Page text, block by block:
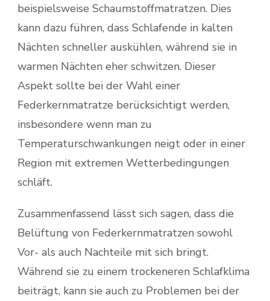
beispielsweise Schaumstoffmatratzen. Dies
kann dazu führen, dass Schlafende in kalten
Nächten schneller auskühlen, während sie in
warmen Nächten eher schwitzen. Dieser
Aspekt sollte bei der Wahl einer
Federkernmatratze berücksichtigt werden,
insbesondere wenn man zu
Temperaturschwankungen neigt oder in einer
Region mit extremen Wetterbedingungen
schläft.
Zusammenfassend lässt sich sagen, dass die
Belüftung von Federkernmatratzen sowohl
Vor- als auch Nachteile mit sich bringt.
Während sie zu einem trockeneren Schlafklima
beiträgt, kann sie auch zu Problemen bei der